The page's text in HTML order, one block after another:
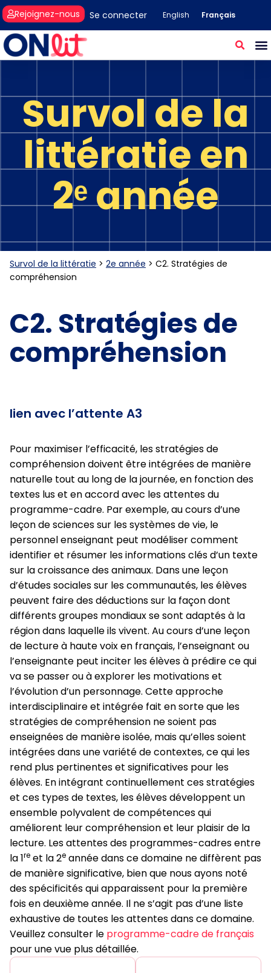
Se connecter
Rejoignez-nous English Français
Survol de la
littératie en
2ᵉ année
Survol de la littératie > 2e année > C2. Stratégies de
compréhension
C2. Stratégies de
compréhension
lien avec l’attente A3
Pour maximiser l’efficacité, les stratégies de
compréhension doivent être intégrées de manière
naturelle tout au long de la journée, en fonction des
textes lus et en accord avec les attentes du
programme-cadre. Par exemple, au cours d’une
leçon de sciences sur les systèmes de vie, le
personnel enseignant peut modéliser comment
identifier et résumer les informations clés d’un texte
sur la croissance des animaux. Dans une leçon
d’études sociales sur les communautés, les élèves
peuvent faire des déductions sur la façon dont
différents groupes mondiaux se sont adaptés à la
région dans laquelle ils vivent. Au cours d’une leçon
de lecture à haute voix en français, l’enseignant ou
l’enseignante peut inciter les élèves à prédire ce qui
va se passer ou à explorer les motivations et
l’évolution d’un personnage. Cette approche
interdisciplinaire et intégrée fait en sorte que les
stratégies de compréhension ne soient pas
enseignées de manière isolée, mais qu’elles soient
intégrées dans une variété de contextes, ce qui les
rend plus pertinentes et significatives pour les
élèves. En intégrant continuellement ces stratégies
et ces types de textes, les élèves développent un
ensemble polyvalent de compétences qui
améliorent leur compréhension et leur plaisir de la
lecture. Les attentes des programmes-cadres entre
la 1re et la 2e année dans ce domaine ne diffèrent pas
de manière significative, bien que nous ayons noté
des spécificités qui apparaissent pour la première
fois en deuxième année. Il ne s’agit pas d’une liste
exhaustive de toutes les attentes dans ce domaine.
Veuillez consulter le programme-cadre de français
pour une vue plus détaillée.